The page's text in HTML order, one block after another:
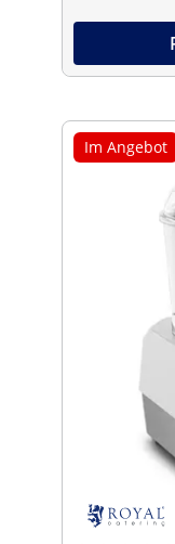
Im Angebot